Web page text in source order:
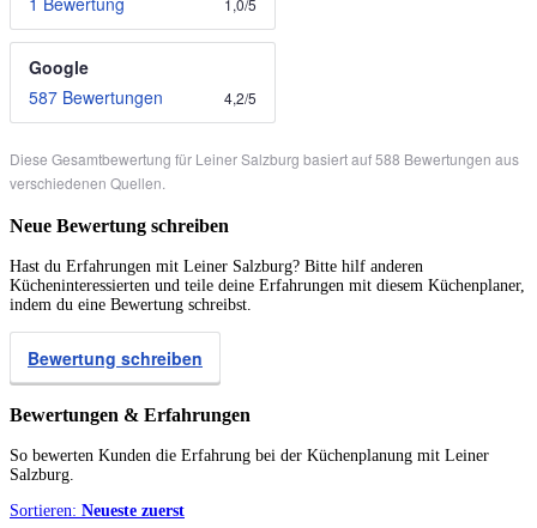
Google
587 Bewertungen
4,2/5
Diese Gesamtbewertung für Leiner Salzburg basiert auf 588 Bewertungen aus
verschiedenen Quellen.
Neue Bewertung schreiben
Hast du Erfahrungen mit Leiner Salzburg? Bitte hilf anderen
Kücheninteressierten und teile deine Erfahrungen mit diesem Küchenplaner,
indem du eine Bewertung schreibst.
Bewertung schreiben
Bewertungen & Erfahrungen
So bewerten Kunden die Erfahrung bei der Küchenplanung mit Leiner
Salzburg.
Sortieren: Neueste zuerst